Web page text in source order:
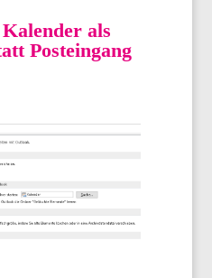
als
Posteingang